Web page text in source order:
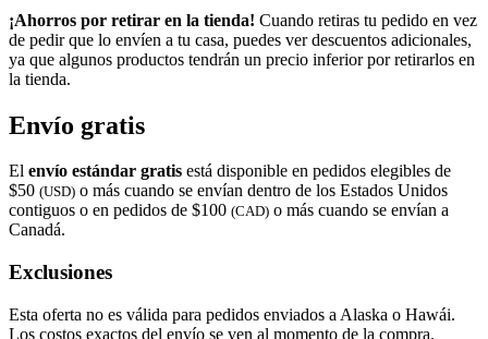
¡Ahorros por retirar en la tienda! Cuando retiras tu pedido en vez
de pedir que lo envíen a tu casa, puedes ver descuentos adicionales,
ya que algunos productos tendrán un precio inferior por retirarlos en
la tienda.
Envío gratis
El envío estándar gratis está disponible en pedidos elegibles de
$50 (USD) o más cuando se envían dentro de los Estados Unidos
contiguos o en pedidos de $100 (CAD) o más cuando se envían a
Canadá.
Exclusiones
Esta oferta no es válida para pedidos enviados a Alaska o Hawái.
Los costos exactos del envío se ven al momento de la compra.